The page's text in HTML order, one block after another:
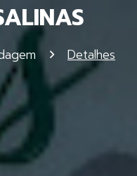
Detalhes